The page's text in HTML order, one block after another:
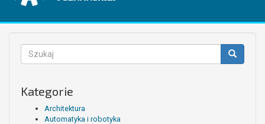
Formularz
wyszukiwania
Kategorie
Architektura
Automatyka i robotyka